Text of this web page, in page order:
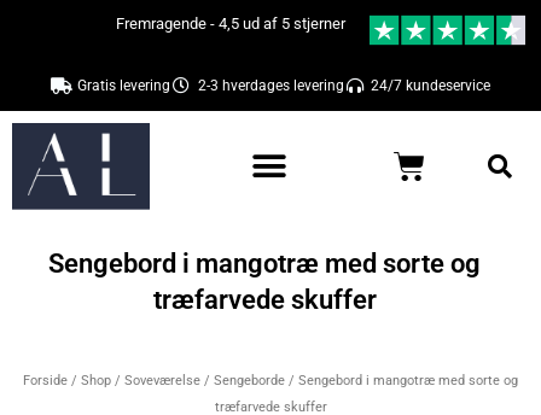
Fremragende - 4,5 ud af 5 stjerner
Gratis levering 2-3 hverdages levering 24/7 kundeservice
Kurv
Sengebord i mangotræ med sorte og
træfarvede skuffer
Forside / Shop / Soveværelse / Sengeborde / Sengebord i mangotræ med sorte og
træfarvede skuffer